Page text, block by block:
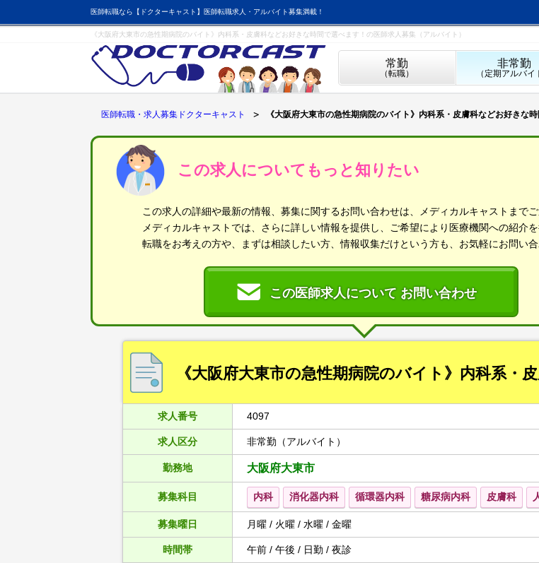
医師転職なら【ドクターキャスト】医師転職求人・アルバイト募集満載！
《大阪府大東市の急性期病院のバイト》内科系・皮膚科などお好きな時間で選べます！の医師求人募集（アルバイト）
常勤
（転職）
非常勤
（定期アルバイ
医師転職・求人募集ドクターキャスト 《大阪府大東市の急性期病院のバイト》内科系・皮膚科などお好きな時
この求人についてもっと知りたい
この求人の詳細や最新の情報、募集に関するお問い合わせは、メディカルキャストまでご
メディカルキャストでは、さらに詳しい情報を提供し、ご希望により医療機関への紹介を
転職をお考えの方や、まずは相談したい方、情報収集だけという方も、お気軽にお問い合
この医師求人について お問い合わせ
《大阪府大東市の急性期病院のバイト》内科系・
求人番号 4097
求人区分 非常勤（アルバイト）
勤務地 大阪府大東市
募集科目 内科 消化器内科 循環器内科 糖尿病内科 皮膚科
募集曜日 月曜 / 火曜 / 水曜 / 金曜
時間帯 午前 / 午後 / 日勤 / 夜診